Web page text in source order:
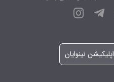
اپلیکیشن نینوایان